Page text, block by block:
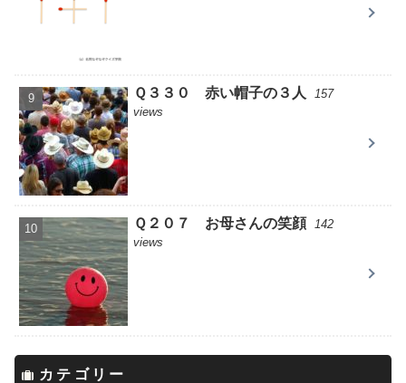
Ｑ３３０ 赤い帽子の３人
157
views
Ｑ２０７ お母さんの笑顔
142
views
カテゴリー